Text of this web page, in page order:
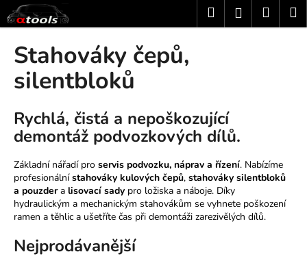
Přejít
na
obsah
HledatPřihlášení
Stahováky čepů,
silentbloků
Rychlá, čistá a nepoškozující
demontáž podvozkových dílů.
Základní nářadí pro servis podvozku, náprav a řízení. Nabízíme
profesionálnístahováky kulových čepů, stahováky silentbloků
a pouzdera lisovací sady pro ložiska a náboje. Díky
hydraulickým a mechanickým stahovákům se vyhnete poškození
ramen a těhlic a ušetříte čas při demontáži zarezivělých dílů.
Nejprodávanější
o
C
o
p
o
t
ř
e
b
u
j
e